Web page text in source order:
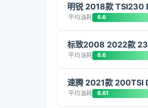
明锐 2018款 TSI230
平均油耗 6.6
标致2008 2022款
平均油耗 6.6
速腾 2021款 200TSI
平均油耗 6.61